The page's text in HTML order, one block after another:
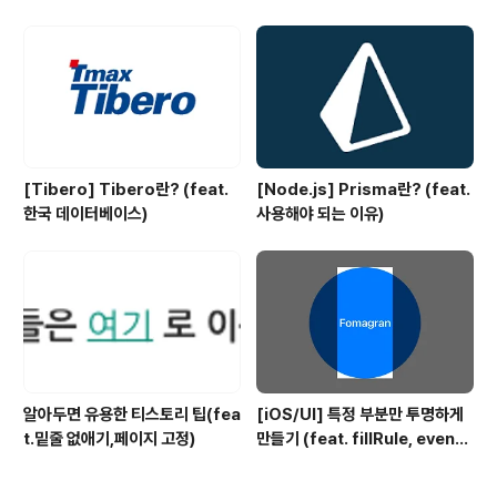
[Tibero] Tibero란? (feat.
한국 데이터베이스)
[Node.js] Prisma란? (feat.
사용해야 되는 이유)
알아두면 유용한 티스토리 팁(fea
t.밑줄 없애기,페이지 고정)
[iOS/UI] 특정 부분만 투명하게
만들기 (feat. fillRule, evenO